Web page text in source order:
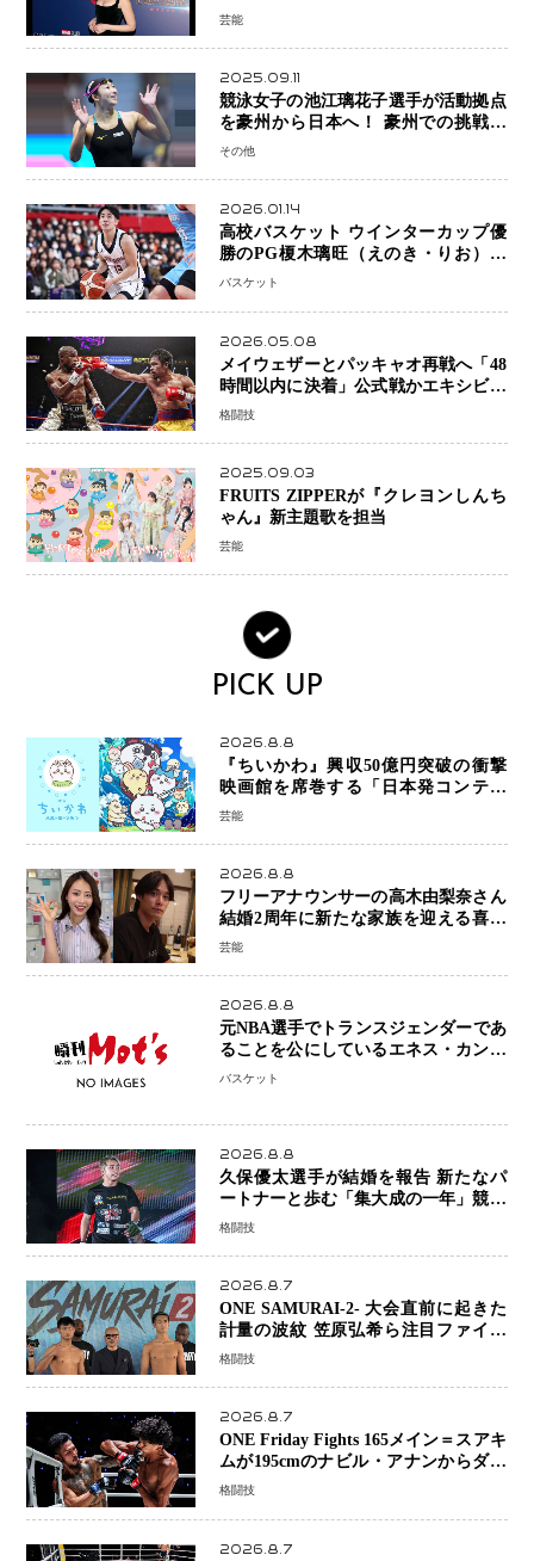
新ブラック・ウィドウ役のシラ・ハー
芸能
2025.09.11
競泳女子の池江璃花子選手が活動拠点
を豪州から日本へ！ 豪州での挑戦を
糧に、28年ロサンゼルス五輪へ再始動
その他
2026.01.14
高校バスケット ウインターカップ優
勝のPG榎木璃旺（えのき・りお）が
プロの現場へ―。
バスケット
2026.05.08
メイウェザーとパッキャオ再戦へ「48
時間以内に決着」公式戦かエキシビシ
ョンか混迷続く
格闘技
2025.09.03
FRUITS ZIPPERが『クレヨンしんち
ゃん』新主題歌を担当
芸能
PICK UP
2026.8.8
『ちいかわ』興収50億円突破の衝撃
映画館を席巻する「日本発コンテン
ツ」の強さ スパイダーマン、モアナ
芸能
2026.8.8
フリーアナウンサーの高木由梨奈さん
結婚2周年に新たな家族を迎える喜び
を報告 夫・岸田タツヤさんと連名
芸能
2026.8.8
元NBA選手でトランスジェンダーであ
ることを公にしているエネス・カンタ
ーがWNBAドラフト参戦を表明「参加
バスケット
2026.8.8
久保優太選手が結婚を報告 新たなパ
ートナーと歩む「集大成の一年」競技
生活を支える存在に感謝
格闘技
2026.8.7
ONE SAMURAI-2- 大会直前に起きた
計量の波紋 笠原弘希ら注目ファイタ
ーは契約体重で決戦へ、山本歩夢と平
格闘技
2026.8.7
ONE Friday Fights 165メイン＝スアキ
ムが195cmのナビル・アナンからダウ
ン奪取！猛反撃を耐え抜き判定勝利、
格闘技
2026.8.7